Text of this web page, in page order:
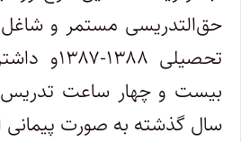
حق‌التدریسی مستمر و شاغل
تحصیلی
بیست و چهار ساعت
سال گذشته به صورت